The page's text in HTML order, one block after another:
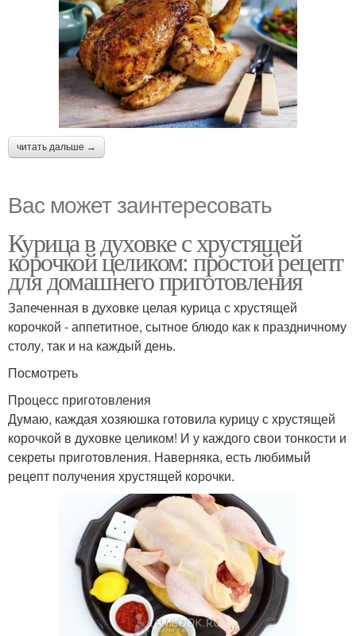
читать дальше →
Вас может заинтересовать
Курица в духовке с хрустящей
корочкой целиком: простой рецепт
для домашнего приготовления
Запеченная в духовке целая курица с хрустящей
корочкой - аппетитное, сытное блюдо как к праздничному
столу, так и на каждый день.
Посмотреть
Процесс приготовления
Думаю, каждая хозяюшка готовила курицу с хрустящей
корочкой в духовке целиком! И у каждого свои тонкости и
секреты приготовления. Наверняка, есть любимый
рецепт получения хрустящей корочки.